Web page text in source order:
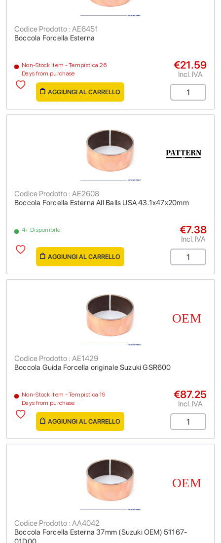
Boccola Forcella Esterna
Codice Prodotto : AE6451
Non-Stock Item - Tempistica 26
Days from purchase
€21.59
Incl. IVA
AGGIUNGI AL CARRELLO
Boccola Forcella Esterna All Balls USA 43.1x47x20mm
Codice Prodotto : AE2608
4+ Disponibile €7.38
Incl. IVA
AGGIUNGI AL CARRELLO
Boccola Guida Forcella originale Suzuki GSR600
Codice Prodotto : AE1429
Non-Stock Item - Tempistica 19
Days from purchase
€87.25
Incl. IVA
AGGIUNGI AL CARRELLO
Boccola Forcella Esterna 37mm (Suzuki OEM) 51167-
Codice Prodotto : AA4042